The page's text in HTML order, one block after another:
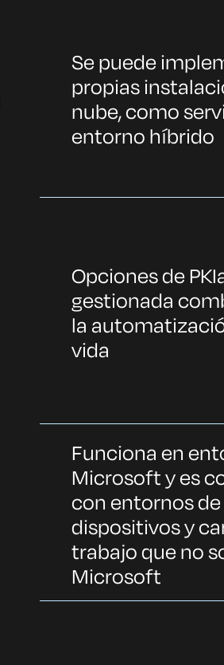
Se puede
propias
nube, como
entorno híbrido
Opciones de
gestionada
la
vida
Funciona en
Microsoft y es
con entornos
dispositivos y
trabajo que no
Microsoft